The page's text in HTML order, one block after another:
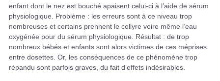
enfant dont le nez est bouché apaisent celui-ci à l’aide de sérum
physiologique. Problème : les erreurs sont à ce niveau trop
nombreuses et certains prennent le collyre voire même l’eau
oxygénée pour du sérum physiologique. Résultat : de trop
nombreux bébés et enfants sont alors victimes de ces méprises
entre dosettes. Or, les conséquences de ce phénomène trop
répandu sont parfois graves, du fait d’effets indésirables.